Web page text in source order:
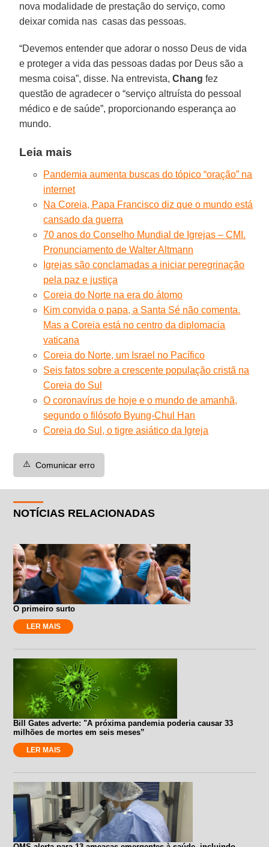
nova modalidade de prestação do serviço, como
deixar comida nas casas das pessoas.
“Devemos entender que adorar o nosso Deus de vida
e proteger a vida das pessoas dadas por Deus são a
mesma coisa”, disse. Na entrevista,Chang fez
questão de agradecer o “serviço altruísta do pessoal
médico e de saúde”, proporcionando esperança ao
mundo.
Leia mais
Pandemia aumenta buscas do tópico “oração” na
internet
Na Coreia, Papa Francisco diz que o mundo está
cansado da guerra
70 anos do Conselho Mundial de Igrejas – CMI.
Pronunciamento de Walter Altmann
Igrejas são conclamadas a iniciar peregrinação
pela paz e justiça
Coreia do Norte na era do átomo
Kim convida o papa, a Santa Sé não comenta.
Mas a Coreia está no centro da diplomacia
vaticana
Coreia do Norte, um Israel no Pacífico
Seis fatos sobre a crescente população cristã na
Coreia do Sul
O coronavírus de hoje e o mundo de amanhã,
segundo o filósofo Byung-Chul Han
Coreia do Sul, o tigre asiático da Igreja
⚠️ Comunicar erro
NOTÍCIAS RELACIONADAS
O primeiro surto
LER MAIS
Bill Gates adverte: "A próxima pandemia poderia causar 33
milhões de mortes em seis meses”
LER MAIS